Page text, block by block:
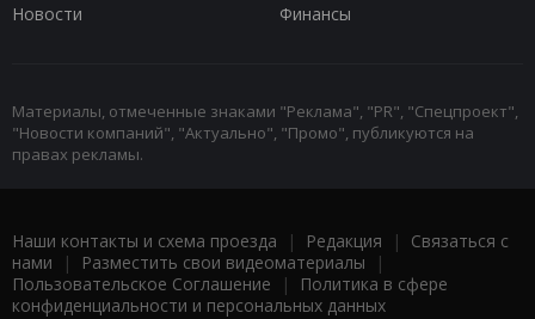
Новости
Финансы
Материалы, отмеченные знаками "Реклама", "PR", "Спецпроект",
"Новости компаний", "Актуально", "Промо", публикуются на
правах рекламы.
Наши контакты и схема проезда | Редакция | Связаться с
нами | Разместить свои видеоматериалы |
Пользовательское Соглашение |
Политика в сфере
конфиденциальности и персональных данных